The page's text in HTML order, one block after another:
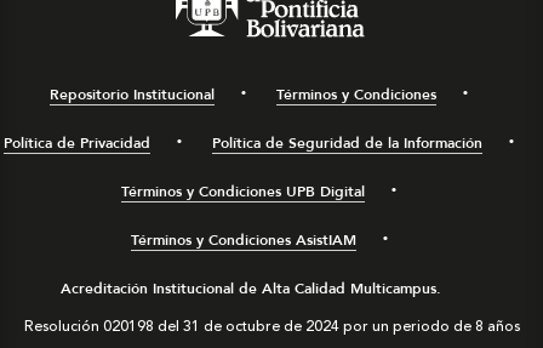
Repositorio Institucional Términos y Condiciones
Política de Privacidad Política de Seguridad de la Información
Términos y Condiciones UPB Digital
Términos y Condiciones AsistIAM
Acreditación Institucional de Alta Calidad Multicampus.
Resolución 020198 del 31 de octubre de 2024 por un periodo de 8 años